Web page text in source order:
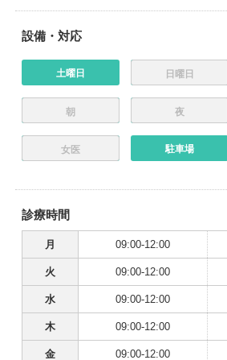
設備・対応
土曜日 日曜日
朝 夜
女医 駐車場
診療時間
月 09:00-12:00
火 09:00-12:00
水 09:00-12:00
木 09:00-12:00
金 09:00-12:00